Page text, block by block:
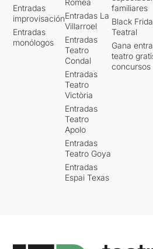
Entradas
improvisación
Entradas
monólogos
Entradas La
Villarroel
Entradas
Teatro
Condal
Entradas
Teatro
Victòria
Entradas
Teatro
Apolo
Entradas
Teatro Goya
Entradas
Espai Texas
familiares
Black
Teatral
Gana
teatro
concursos